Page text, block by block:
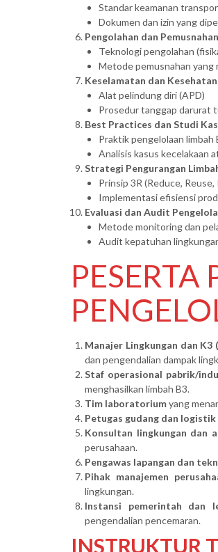
Standar keamanan
Dokumen dan izin yang
Pengolahan dan
Teknologi pengolahan
Metode pemusnahan yang
Keselamatan dan
Alat pelindung diri (APD)
Prosedur tanggap darurat
Best Practices dan Studi
Praktik pengelolaan limbah
Analisis kasus kecelakaan
Strategi Pengurangan
Prinsip 3R (Reduce, Reuse,
Implementasi efisiensi
Evaluasi dan Audit
Metode monitoring dan
Audit kepatuhan
PESERTA
Manajer Lingkungan dan
dan pengendalian dampak
Staf operasional pabrik/
menghasilkan limbah B3.
Tim laboratoriumyang
Petugas gudang dan logistik
Konsultan lingkungan dan
perusahaan.
Pengawas lapangan dan
Pihak manajemen
lingkungan.
Instansi pemerintah dan
pengendalian pencemaran.
INSTRUKTUR